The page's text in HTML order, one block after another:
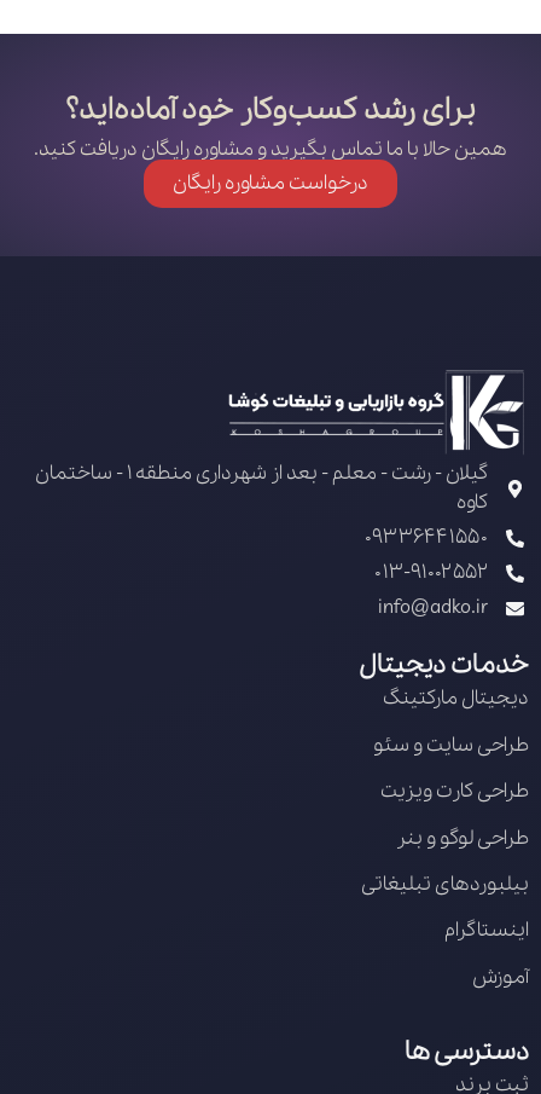
برای رشد کسب‌وکار خود آماده‌اید؟
همین حالا با ما تماس بگیرید و مشاوره رایگان دریافت کنید.
درخواست مشاوره رایگان
گیلان - رشت - معلم - بعد از شهرداری منطقه 1 - ساختمان
کاوه
09336441550
013-91002552
info@adko.ir
خدمات دیجیتال
دیجیتال مارکتینگ
طراحی سایت و سئو
طراحی کارت ویزیت
طراحی لوگو و بنر
بیلبوردهای تبلیغاتی
اینستاگرام
آموزش
دسترسی ها
ثبت برند